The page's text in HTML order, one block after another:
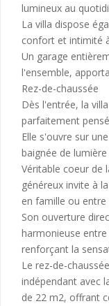
lumineux au
La villa dispose
confort et intimité
Un garage
l'ensemble,
Rez-de-chaussée
Dès l'entrée, la
parfaitement
Elle s'ouvre sur
baignée de
Véritable coeur de
généreux invite à
en famille ou entre
Son ouverture
harmonieuse
renforçant la
Le rez-de-
indépendant avec
de 22 m2, offrant